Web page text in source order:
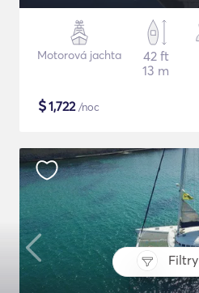
Filtry
Motorová jachta
42 ft
13 m
$1,722/noc